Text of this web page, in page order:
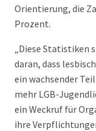
Orientierung, die
Prozent.
„Diese Statistiken
daran, dass
ein wachsender
mehr LGB-
ein Weckruf für
ihre